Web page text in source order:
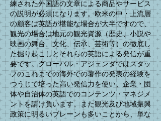
練された外国語の文章による商品やサービス
の説明が必須になります。欧米の中・上流層
の顧客は英語が堪能な場合が大半ですので、
観光の場合は地元の観光資源（歴史、小説や
映画の舞台、文化、伝承、芸術等）の徹底し
た掘り起こしとそれらの英語による発信が重
要です。グローバル・アジェンダではスタッ
フのこれまでの海外での著作の発表の経験を
つうじて培った高い発信力を使い、企業・団
体や自治体の英語でのコンテンツ・マネジメ
ントを請け負います。また観光及び地域振興
政策に明るいブレーンも多いことから、単な